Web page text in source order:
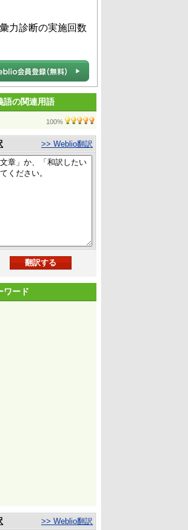
力診断の実施回数
語の関連用語
100%
>> Weblio翻訳
ワード
>> Weblio翻訳